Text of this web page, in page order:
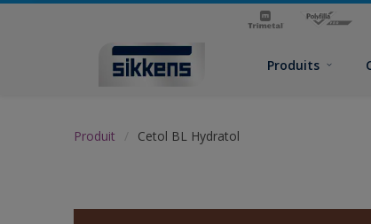
Produits
Produit Cetol BL Hydratol